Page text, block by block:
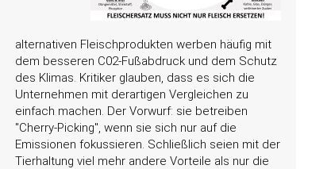
alternativen Fleischprodukten werben häufig mit
dem besseren C02-Fußabdruck und dem Schutz
des Klimas. Kritiker glauben, dass es sich die
Unternehmen mit derartigen Vergleichen zu
einfach machen. Der Vorwurf: sie betreiben
Cherry-Picking , wenn sie sich nur auf die
Emissionen fokussieren. Schließlich seien mit der
Tierhaltung viel mehr andere Vorteile als nur die